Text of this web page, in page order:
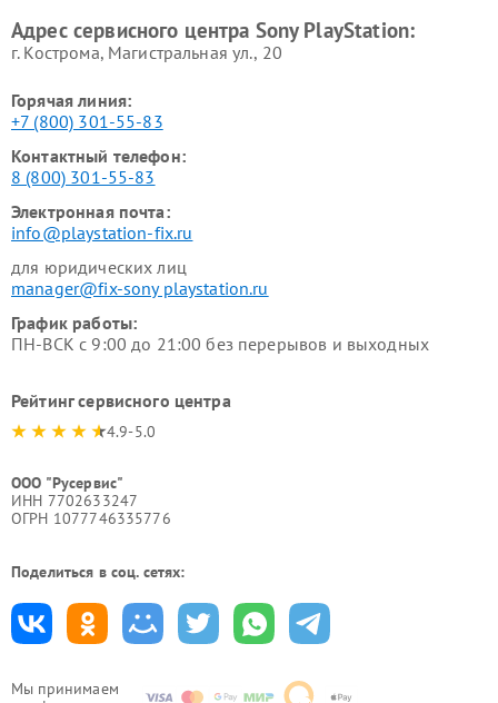
Мы принимаем
Адрес сервисного центра Sony PlayStation:
г. Кострома, Магистральная ул., 20
Горячая линия:
+7 (800) 301-55-83
Контактный телефон:
8 (800) 301-55-83
Электронная почта:
info@playstation-fix.ru
для юридических лиц
manager@fix-sony playstation.ru
График работы:
ПН-ВСК с 9:00 до 21:00 без перерывов и выходных
Рейтинг сервисного центра
4.9-5.0
ООО "Русервис"
ИНН 7702633247
ОГРН 1077746335776
Поделиться в соц. сетях: